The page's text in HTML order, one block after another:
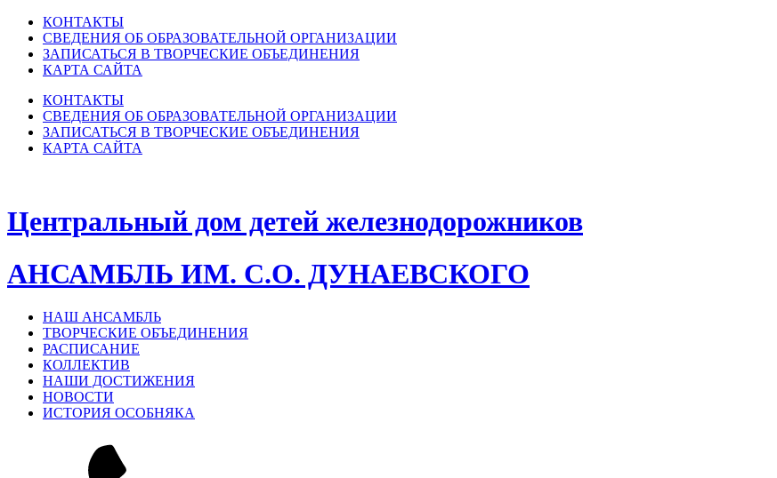
КОНТАКТЫ
СВЕДЕНИЯ ОБ ОБРАЗОВАТЕЛЬНОЙ ОРГАНИЗАЦИИ
ЗАПИСАТЬСЯ В ТВОРЧЕСКИЕ ОБЪЕДИНЕНИЯ
КАРТА САЙТА
КОНТАКТЫ
СВЕДЕНИЯ ОБ ОБРАЗОВАТЕЛЬНОЙ ОРГАНИЗАЦИИ
ЗАПИСАТЬСЯ В ТВОРЧЕСКИЕ ОБЪЕДИНЕНИЯ
КАРТА САЙТА
Центральный дом детей железнодорожников
АНСАМБЛЬ ИМ. С.О. ДУНАЕВСКОГО
НАШ АНСАМБЛЬ
ТВОРЧЕСКИЕ ОБЪЕДИНЕНИЯ
РАСПИСАНИЕ
КОЛЛЕКТИВ
НАШИ ДОСТИЖЕНИЯ
НОВОСТИ
ИСТОРИЯ ОСОБНЯКА